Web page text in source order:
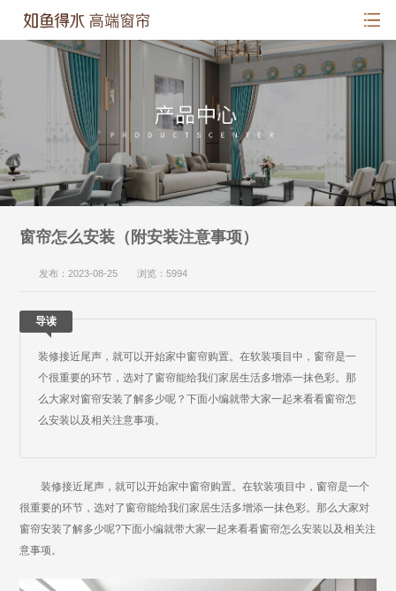
窗帘怎么安装（附安装注意事项）
发布：2023-08-25 浏览：5994
导读
装修接近尾声，就可以开始家中窗帘购置。在软装项目中，窗帘是一
个很重要的环节，选对了窗帘能给我们家居生活多增添一抹色彩。那
么大家对窗帘安装了解多少呢？下面小编就带大家一起来看看窗帘怎
么安装以及相关注意事项。
装修接近尾声，就可以开始家中窗帘购置。在软装项目中，窗帘是一个
很重要的环节，选对了窗帘能给我们家居生活多增添一抹色彩。那么大家对
窗帘安装了解多少呢?下面小编就带大家一起来看看窗帘怎么安装以及相关注
意事项。